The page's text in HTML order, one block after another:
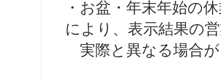
・お盆・年末年始の
により、表示結果の
実際と異なる場合が